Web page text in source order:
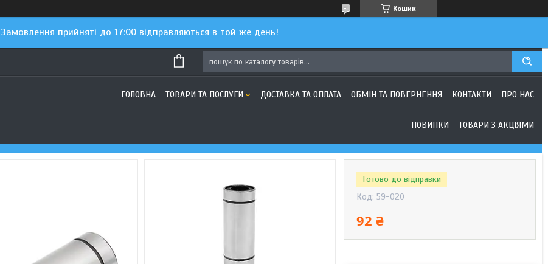
Кошик
Замовлення прийняті до 17:00 відправляються в той же день!
ГОЛОВНА ТОВАРИ ТА ПОСЛУГИ ДОСТАВКА ТА ОПЛАТА ОБМІН ТА ПОВЕРНЕННЯ КОНТАКТИ ПРО НАС
НОВИНКИ ТОВАРИ З АКЦІЯМИ
Готово до відправки
Код: 59-020
92 ₴